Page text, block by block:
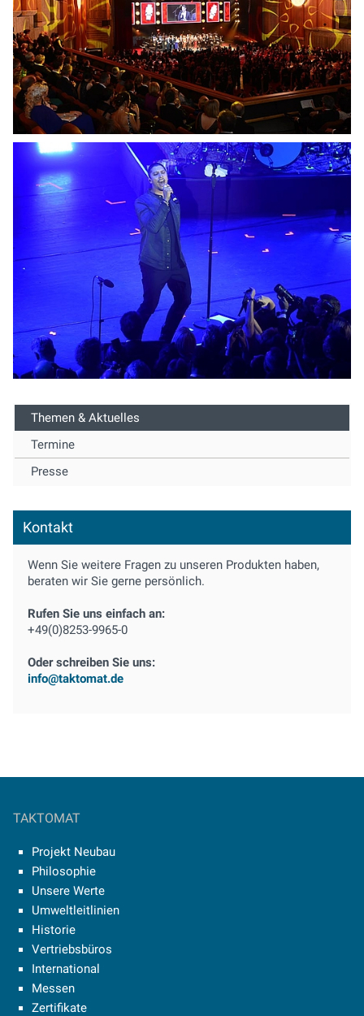
Themen & Aktuelles
Termine
Presse
Kontakt
Wenn Sie weitere Fragen zu unseren Produkten haben,
beraten wir Sie gerne persönlich.
Rufen Sie uns einfach an:
+49(0)8253-9965-0
Oder schreiben Sie uns:
info@taktomat.de
TAKTOMAT
Projekt Neubau
Philosophie
Unsere Werte
Umweltleitlinien
Historie
Vertriebsbüros
International
Messen
Zertifikate